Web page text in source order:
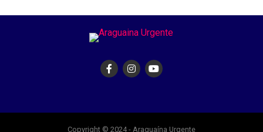
Copyright © 2024 - Araguaína Urgente